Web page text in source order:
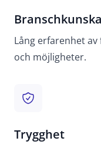
Lång erfarenhet
och möjligheter.
Trygghet